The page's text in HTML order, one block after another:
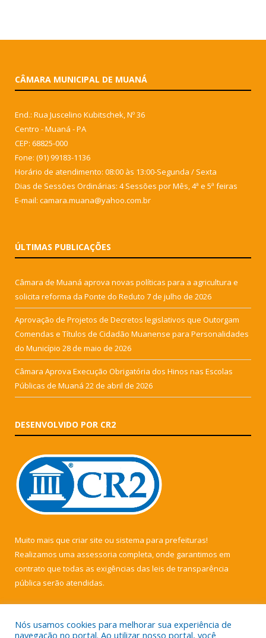
CÂMARA MUNICIPAL DE MUANÁ
End.: Rua Juscelino Kubitschek, Nº 36
Centro - Muaná - PA
CEP: 68825-000
Fone: (91) 99183-1136
Horário de atendimento: 08:00 às 13:00-Segunda / Sexta
Dias de Sessões Ordinárias: 4 Sessões por Mês, 4ª e 5ª feiras
E-mail: camara.muana@yahoo.com.br
ÚLTIMAS PUBLICAÇÕES
Câmara de Muaná aprova novas políticas para a agricultura e
solicita reforma da Ponte do Reduto 7 de julho de 2026
Aprovação de Projetos de Decretos legislativos que Outorgam
Comendas e Títulos de Cidadão Muanense para Personalidades
do Município 28 de maio de 2026
Câmara Aprova Execução Obrigatória dos Hinos nas Escolas
Públicas de Muaná 22 de abril de 2026
DESENVOLVIDO POR CR2
Muito mais que criar site ou sistema para prefeituras!
Realizamos uma assessoria completa, onde garantimos em
contrato que todas as exigências das leis de transparência
pública serão atendidas.
Nós usamos cookies para melhorar sua experiência de
navegação no portal. Ao utilizar nosso portal, você